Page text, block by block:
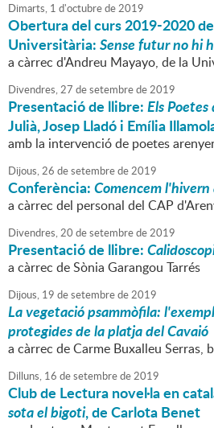
Dimarts, 1 d'octubrede2019
Obertura del curs 2019-2020
Universitària:Sense futur no hi
a càrrec d'Andreu Mayayo, de la
Divendres,27 desetembrede2019
Presentació de llibre:Els
Julià, Josep Lladó i Emília
amb la intervenció de poetes
Dijous,26 desetembrede2019
Conferència:Comencem
a càrrec del personal del CAP
Divendres,20 desetembrede2019
Presentació de llibre:
a càrrec de Sònia Garangou Tarrés
Dijous, 19 desetembrede2019
La vegetació psammòfila:
protegides de la platja del Cavaió
a càrrec de Carme Buxalleu Serras,
Dilluns, 16 desetembrede2019
Club de Lectura novel·la en
sota el bigoti, de Carlota Benet